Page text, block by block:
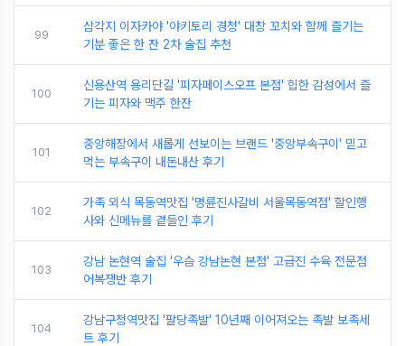
99
삼각지 이자카야 '야키토리 경청' 대창 꼬치와 함께 즐기는
기분 좋은 한 잔 2차 술집 추천
100
신용산역 용리단길 '피자페이스오프 본점' 힙한 감성에서 즐
기는 피자와 맥주 한잔
101
중앙해장에서 새롭게 선보이는 브랜드 '중앙부속구이' 믿고
먹는 부속구이 내돈내산 후기
102
가족 외식 목동역맛집 '명륜진사갈비 서울목동역점' 할인행
사와 신메뉴를 곁들인 후기
103
강남 논현역 술집 '우슴 강남논현 본점' 고급진 수육 전문점
어복쟁반 후기
104
강남구청역맛집 '팔당족발' 10년째 이어져오는 족발 보족세
트 후기